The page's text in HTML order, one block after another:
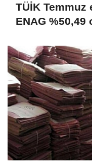
TÜİK Temmuz
ENAG %50,49